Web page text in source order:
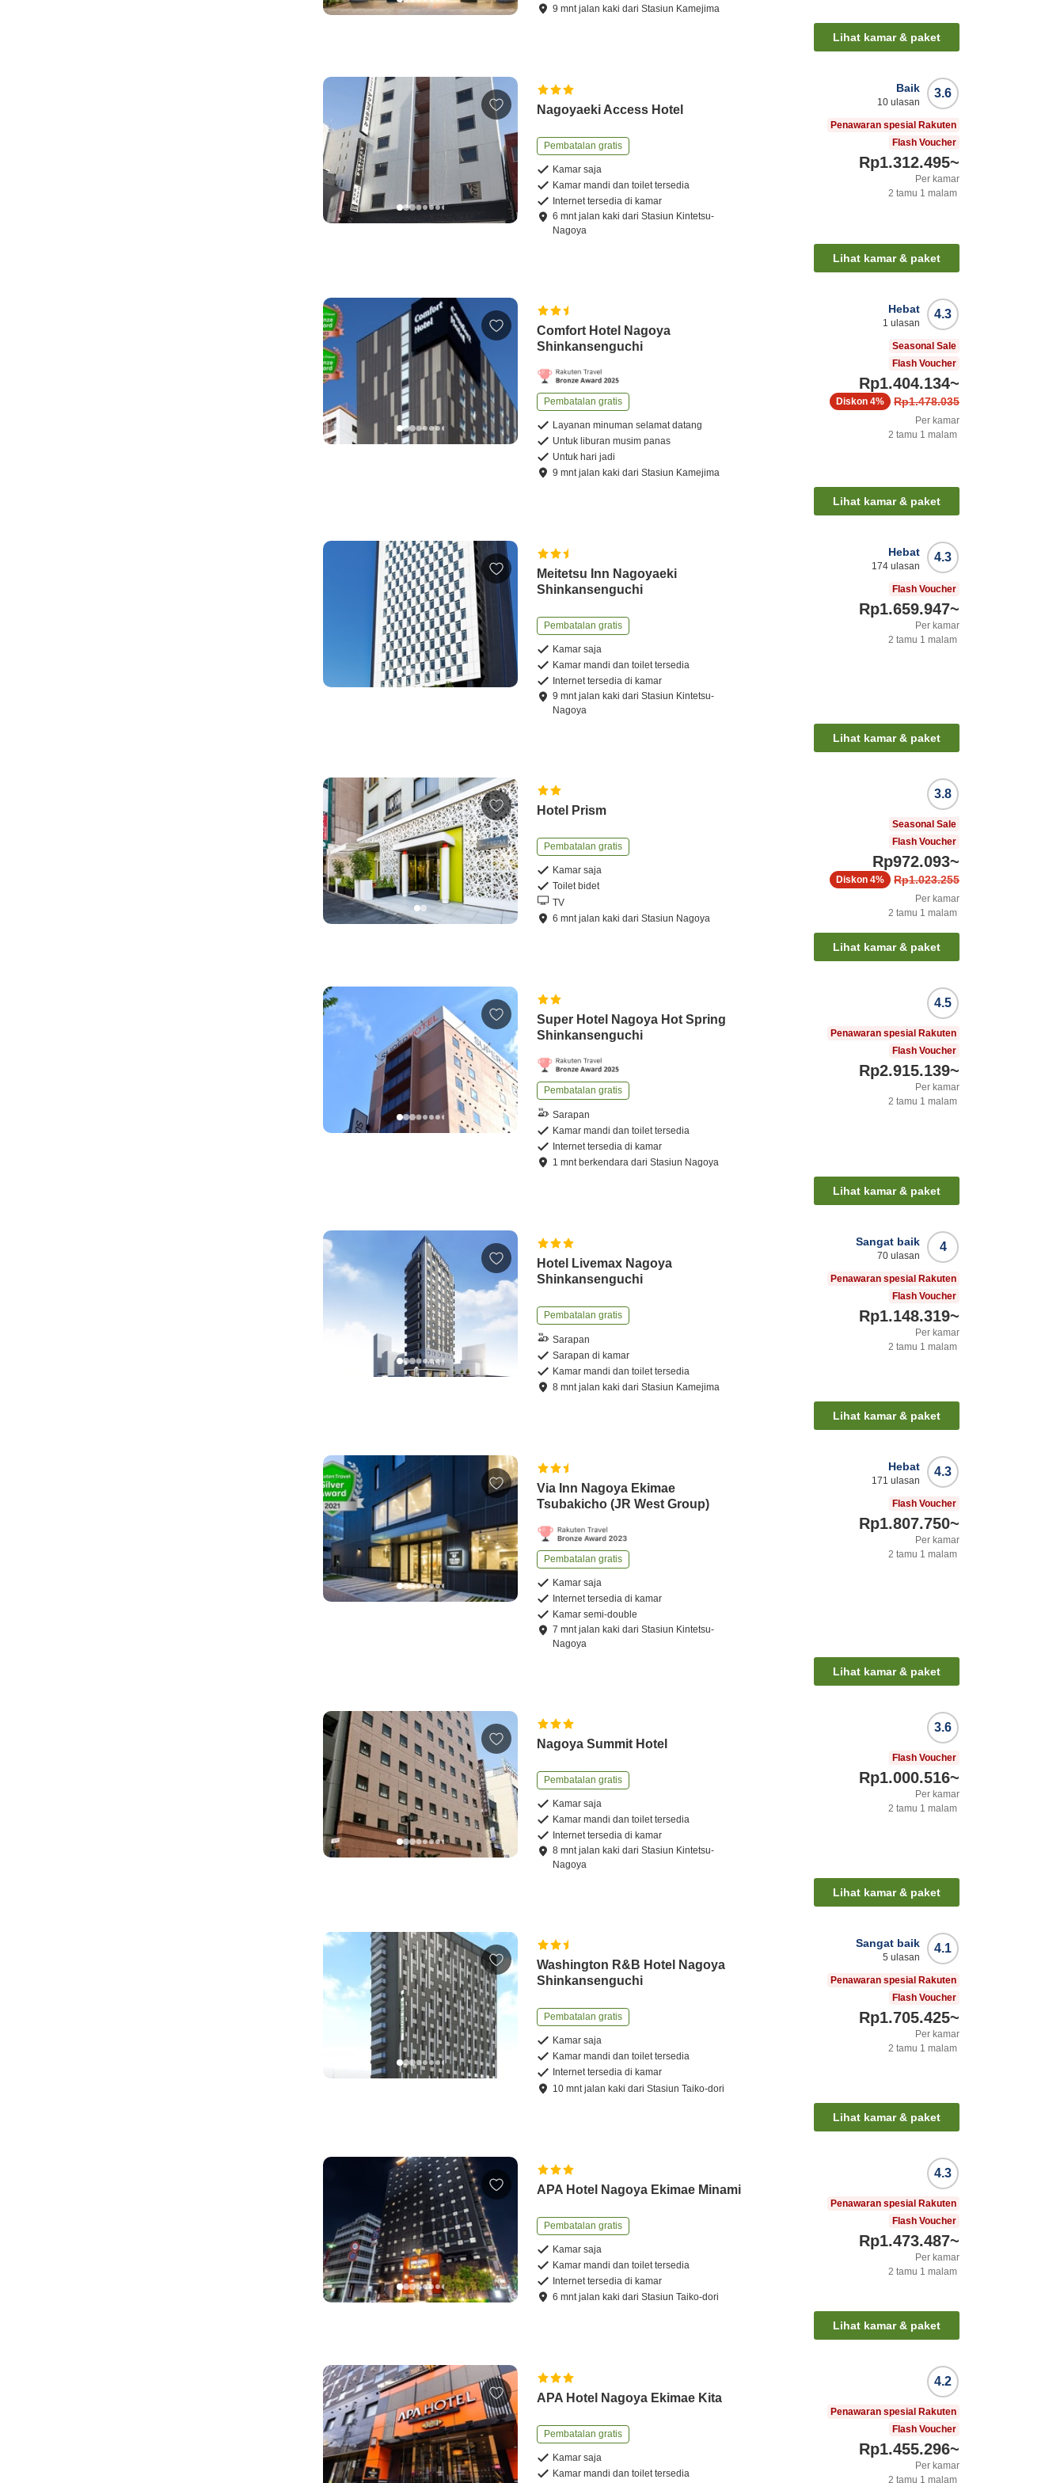
9 mntjalan kaki dariStasiun Kamejima
Lihat kamar & paket
Nagoyaeki Access Hotel
Pembatalan gratis
Kamar saja
Kamar mandi dan toilet tersedia
Internet tersedia di kamar
6 mntjalan kaki dariStasiun Kintetsu-
Nagoya
3.6
Baik
10 ulasan
Penawaran spesial Rakuten
Flash Voucher
Rp1.312.495~
Per kamar
2 tamu 1 malam
Lihat kamar & paket
Comfort Hotel Nagoya
Shinkansenguchi
Pembatalan gratis
Layanan minuman selamat datang
Untuk liburan musim panas
Untuk hari jadi
9 mntjalan kaki dariStasiun Kamejima
4.3
Hebat
1 ulasan
Seasonal Sale
Flash Voucher
Rp1.404.134~
Rp1.478.035
Diskon 4%
Per kamar
2 tamu 1 malam
Lihat kamar & paket
Meitetsu Inn Nagoyaeki
Shinkansenguchi
Pembatalan gratis
Kamar saja
Kamar mandi dan toilet tersedia
Internet tersedia di kamar
9 mntjalan kaki dariStasiun Kintetsu-
Nagoya
4.3
Hebat
174 ulasan
Flash Voucher
Rp1.659.947~
Per kamar
2 tamu 1 malam
Lihat kamar & paket
Hotel Prism
Pembatalan gratis
Kamar saja
Toilet bidet
TV
6 mntjalan kaki dariStasiun Nagoya
3.8
Seasonal Sale
Flash Voucher
Rp972.093~
Rp1.023.255
Diskon 4%
Per kamar
2 tamu 1 malam
Lihat kamar & paket
Super Hotel Nagoya Hot Spring
Shinkansenguchi
Pembatalan gratis
Sarapan
Kamar mandi dan toilet tersedia
Internet tersedia di kamar
1 mnt berkendara dariStasiun Nagoya
4.5
Penawaran spesial Rakuten
Flash Voucher
Rp2.915.139~
Per kamar
2 tamu 1 malam
Lihat kamar & paket
Hotel Livemax Nagoya
Shinkansenguchi
Pembatalan gratis
Sarapan
Sarapan di kamar
Kamar mandi dan toilet tersedia
8 mntjalan kaki dariStasiun Kamejima
4
Sangat baik
70 ulasan
Penawaran spesial Rakuten
Flash Voucher
Rp1.148.319~
Per kamar
2 tamu 1 malam
Lihat kamar & paket
Via Inn Nagoya Ekimae
Tsubakicho (JR West Group)
Pembatalan gratis
Kamar saja
Internet tersedia di kamar
Kamar semi-double
7 mntjalan kaki dariStasiun Kintetsu-
Nagoya
4.3
Hebat
171 ulasan
Flash Voucher
Rp1.807.750~
Per kamar
2 tamu 1 malam
Lihat kamar & paket
Nagoya Summit Hotel
Pembatalan gratis
Kamar saja
Kamar mandi dan toilet tersedia
Internet tersedia di kamar
8 mntjalan kaki dariStasiun Kintetsu-
Nagoya
3.6
Flash Voucher
Rp1.000.516~
Per kamar
2 tamu 1 malam
Lihat kamar & paket
Washington R&B Hotel Nagoya
Shinkansenguchi
Pembatalan gratis
Kamar saja
Kamar mandi dan toilet tersedia
Internet tersedia di kamar
10 mntjalan kaki dariStasiun Taiko-dori
4.1
Sangat baik
5 ulasan
Penawaran spesial Rakuten
Flash Voucher
Rp1.705.425~
Per kamar
2 tamu 1 malam
Lihat kamar & paket
APA Hotel Nagoya Ekimae Minami
Pembatalan gratis
Kamar saja
Kamar mandi dan toilet tersedia
Internet tersedia di kamar
6 mntjalan kaki dariStasiun Taiko-dori
4.3
Penawaran spesial Rakuten
Flash Voucher
Rp1.473.487~
Per kamar
2 tamu 1 malam
Lihat kamar & paket
APA Hotel Nagoya Ekimae Kita
Pembatalan gratis
Kamar saja
Kamar mandi dan toilet tersedia
4.2
Penawaran spesial Rakuten
Flash Voucher
Rp1.455.296~
Per kamar
2 tamu 1 malam